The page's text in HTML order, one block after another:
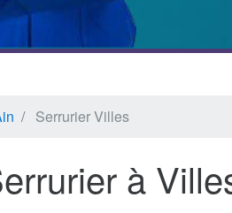
Serrurier Villes
à